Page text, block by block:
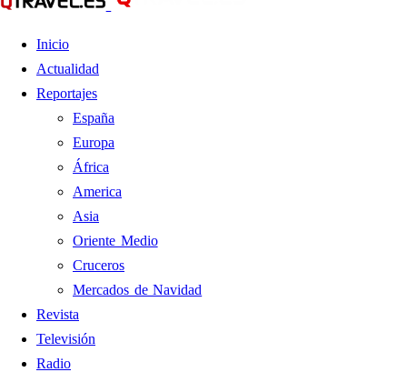
Inicio
Actualidad
Reportajes
España
Europa
África
America
Asia
Oriente Medio
Cruceros
Mercados de Navidad
Revista
Televisión
Radio